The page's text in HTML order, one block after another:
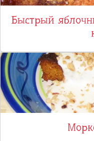
Быстрый